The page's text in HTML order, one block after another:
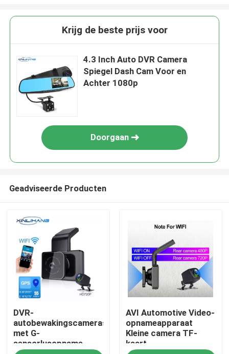
Thuis
Krijg de beste prijs voor
4.3 Inch Auto DVR Camera
Spiegel Dash Cam Voor en
Achter 1080p
Doorgaan
Geadviseerde Producten
DVR-
autobewakingscamerasysteem
met G-
sensorlusopname
AVI Automotive Video-
opnameapparaat
Kleine camera TF-
kaart